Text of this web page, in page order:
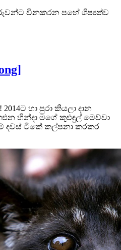
විනකරන පහේ ශිෂ්‍යත්ව
හා පුරා කියලා දාන
හින්දා මගේ කුළුඳුල් මෙව්වා
දවස් ටිකේ කල්පනා කරකර